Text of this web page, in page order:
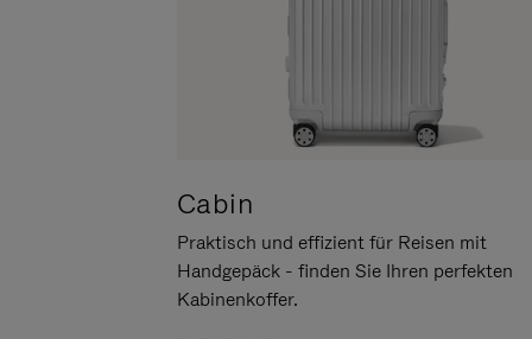
Cabin
Praktisch und effizient für Reisen mit
Handgepäck - finden Sie Ihren perfekten
Kabinenkoffer.